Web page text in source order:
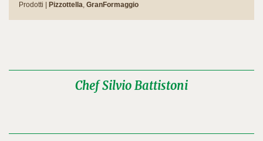
Prodotti | Pizzottella, GranFormaggio
Chef Silvio Battistoni